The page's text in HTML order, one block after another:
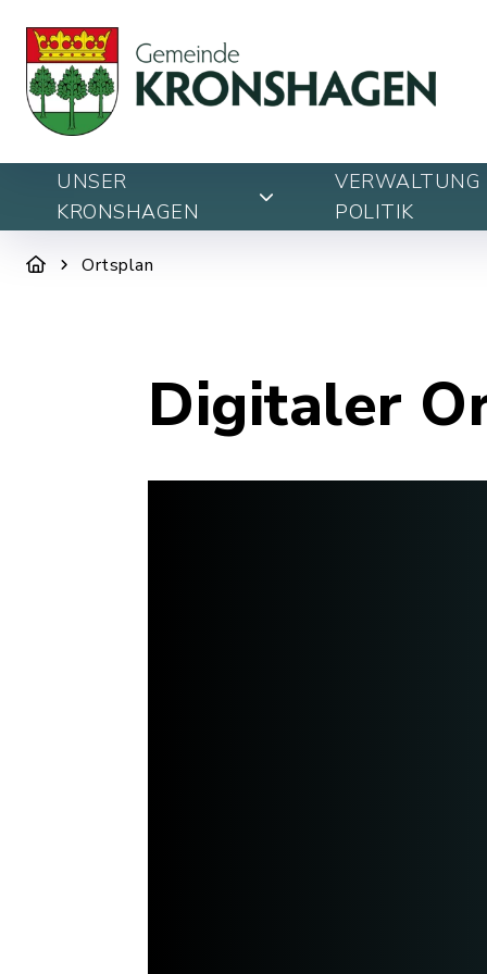
UNSER
KRONSHAGEN
VERWALTUNG
POLITIK
Ortsplan
Digitaler